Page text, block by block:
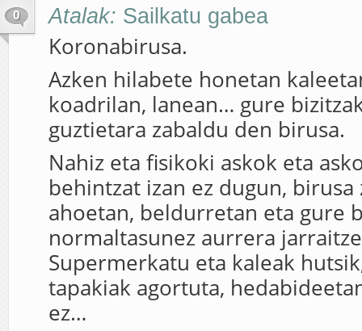
0
Atalak: Sailkatu gabea
Koronabirusa.
Azken hilabete honetan
koadrilan, lanean… gure
guztietara zabaldu den birusa.
Nahiz eta fisikoki askok eta
behintzat izan ez dugun, birusa
ahoetan, beldurretan eta gure
normaltasunez aurrera
Supermerkatu eta kaleak
tapakiak agortuta,
ez…